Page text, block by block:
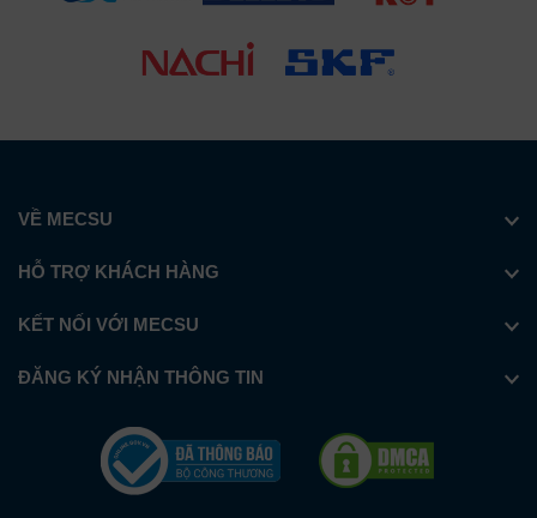
VỀ MECSU
HỖ TRỢ KHÁCH HÀNG
KẾT NỐI VỚI MECSU
ĐĂNG KÝ NHẬN THÔNG TIN